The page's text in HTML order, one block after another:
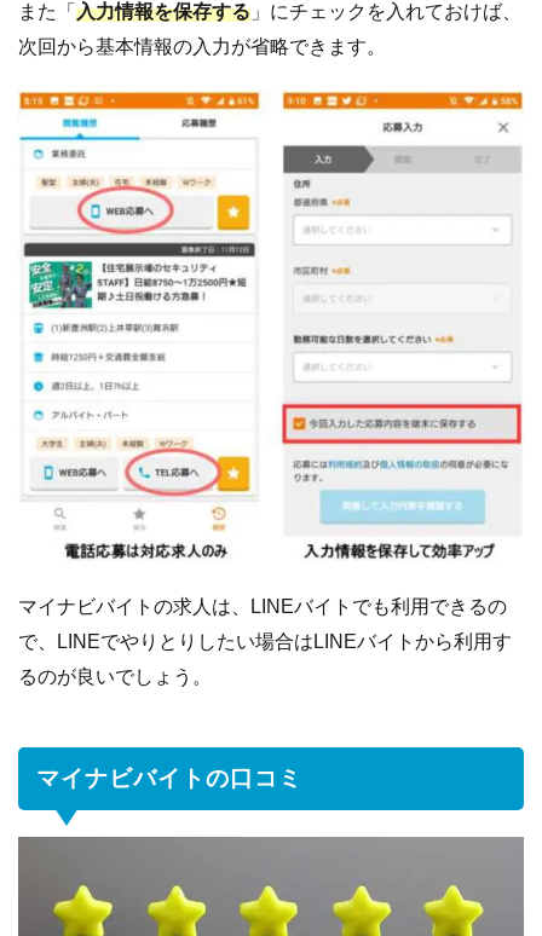
また「 入力情報を保存する 」にチェックを入れておけば、
次回から基本情報の入力が省略できます。
マイナビバイトの求人は、LINEバイトでも利用できるの
で、LINEでやりとりしたい場合はLINEバイトから利用す
るのが良いでしょう。
マイナビバイトの口コミ